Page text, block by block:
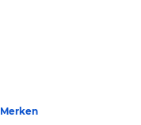
Merken